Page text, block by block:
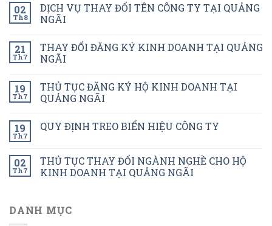
02
Th8
DỊCH VỤ THAY ĐỔI TÊN CÔNG TY TẠI QUẢNG
NGÃI
21
Th7
THAY ĐỔI ĐĂNG KÝ KINH DOANH TẠI QUẢNG
NGÃI
19
Th7
THỦ TỤC ĐĂNG KÝ HỘ KINH DOANH TẠI
QUẢNG NGÃI
19
Th7
QUY ĐỊNH TREO BIỂN HIỆU CÔNG TY
02
Th7
THỦ TỤC THAY ĐỔI NGÀNH NGHỀ CHO HỘ
KINH DOANH TẠI QUẢNG NGÃI
DANH MỤC